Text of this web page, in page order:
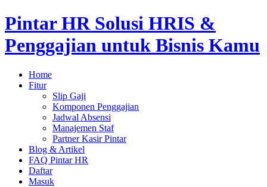
Lewati
ke
konten
Pintar HR Solusi HRIS &
Penggajian untuk Bisnis Kamu
Home
Fitur
Slip Gaji
Komponen Penggajian
Jadwal Absensi
Manajemen Staf
Partner Kasir Pintar
Blog & Artikel
FAQ Pintar HR
Daftar
Masuk